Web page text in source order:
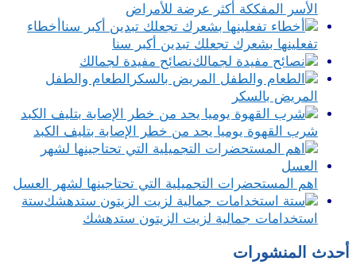
الأسر المفككة أكثر عرضة للأمراض
أخطاء
تفعلينها بشعرك تجعلك تبدين أكبر سنا
نصائح مفيدة لجمالك
الطعام والطفل
المريض بالسكر
شرب القهوة يوميا يحد من خطر الإصابة بتليف الكبد
اهم المستحضرات التجميلية التي تحتاجينها لشهر العسل
ستة
استخدامات جمالية لزيت الزيتون ستدهشك
أحدث المنشورات